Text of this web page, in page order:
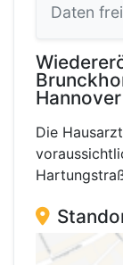
Daten
Hannover
Die